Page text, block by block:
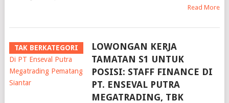
Read More
TAK BERKATEGORI
LOWONGAN KERJA
TAMATAN S1 UNTUK
POSISI: STAFF FINANCE DI
PT. ENSEVAL PUTRA
MEGATRADING, TBK